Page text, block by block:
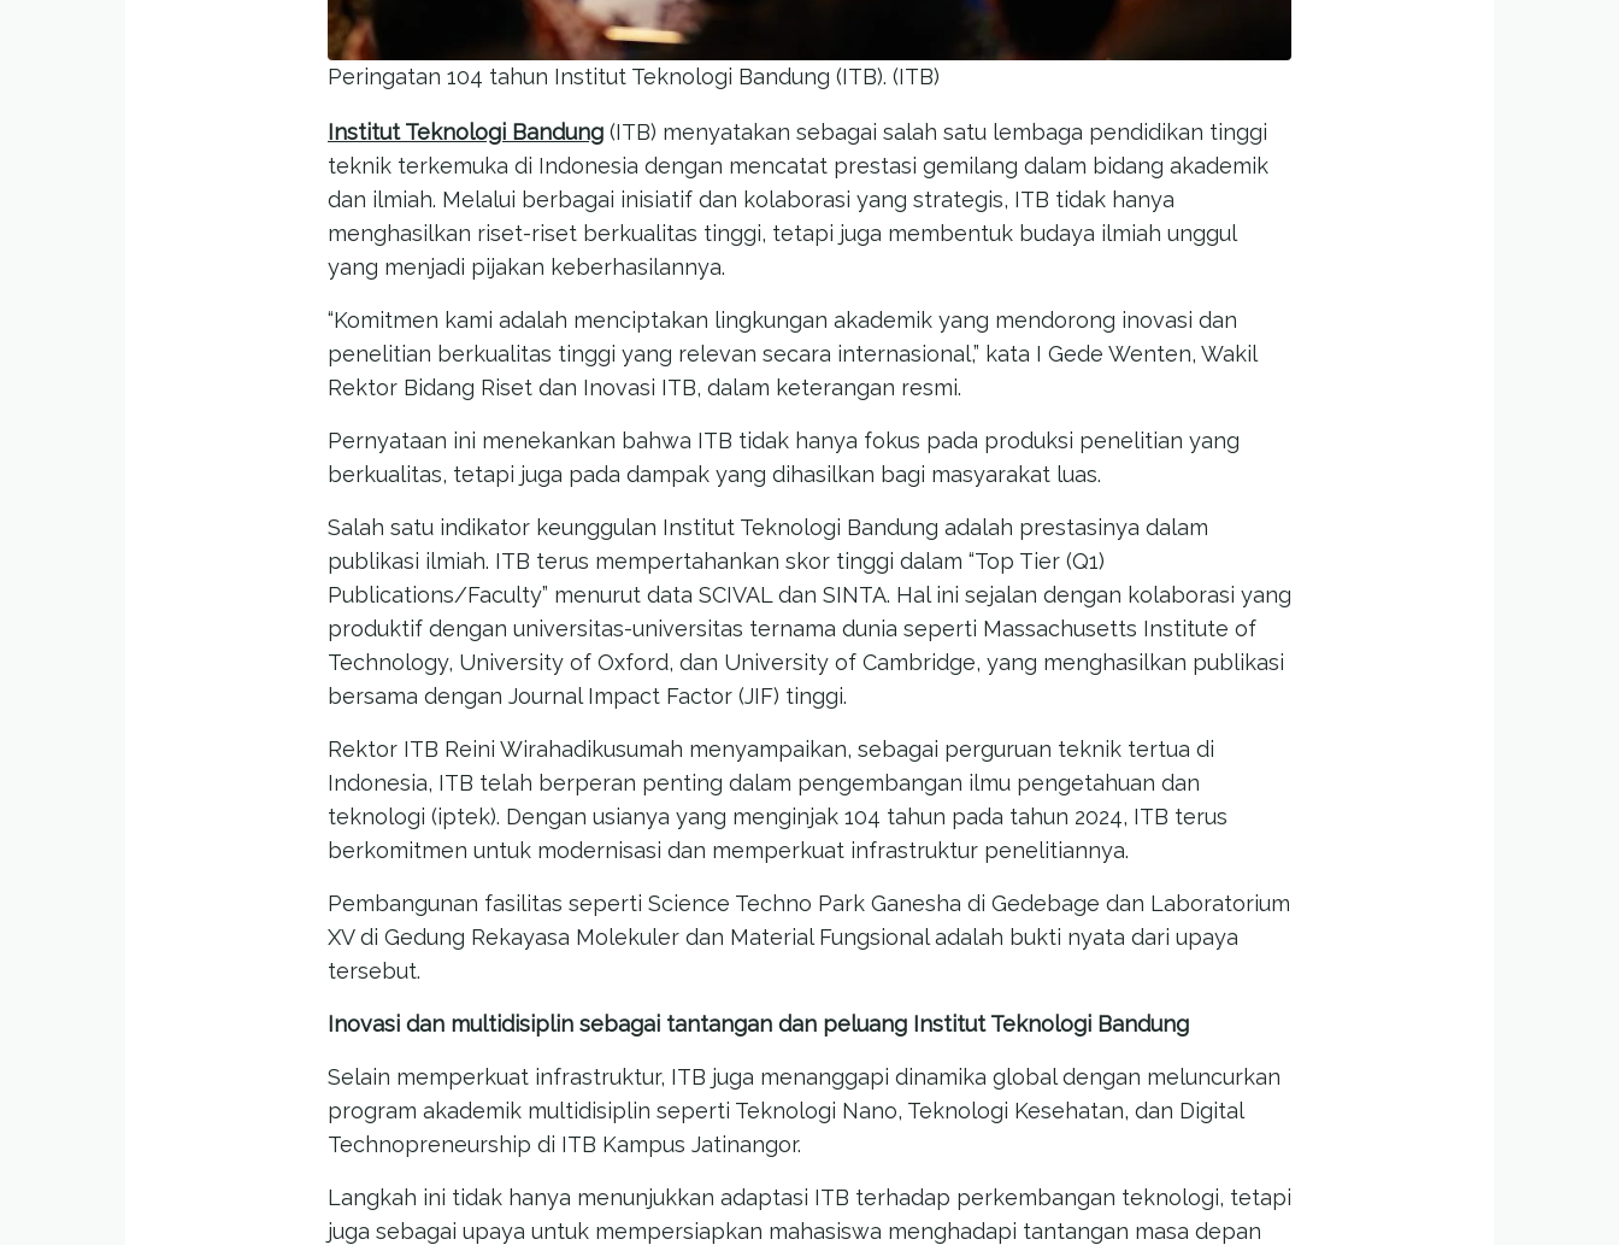
Peringatan 104 tahun Institut Teknologi Bandung (ITB). (ITB)
Institut Teknologi Bandung (ITB) menyatakan sebagai salah satu lembaga pendidikan tinggi
teknik terkemuka di Indonesia dengan mencatat prestasi gemilang dalam bidang akademik
dan ilmiah. Melalui berbagai inisiatif dan kolaborasi yang strategis, ITB tidak hanya
menghasilkan riset-riset berkualitas tinggi, tetapi juga membentuk budaya ilmiah unggul
yang menjadi pijakan keberhasilannya.
“Komitmen kami adalah menciptakan lingkungan akademik yang mendorong inovasi dan
penelitian berkualitas tinggi yang relevan secara internasional,” kata I Gede Wenten, Wakil
Rektor Bidang Riset dan Inovasi ITB, dalam keterangan resmi.
Pernyataan ini menekankan bahwa ITB tidak hanya fokus pada produksi penelitian yang
berkualitas, tetapi juga pada dampak yang dihasilkan bagi masyarakat luas.
Salah satu indikator keunggulan Institut Teknologi Bandung adalah prestasinya dalam
publikasi ilmiah. ITB terus mempertahankan skor tinggi dalam “Top Tier (Q1)
Publications/Faculty” menurut data SCIVAL dan SINTA. Hal ini sejalan dengan kolaborasi yang
produktif dengan universitas-universitas ternama dunia seperti Massachusetts Institute of
Technology, University of Oxford, dan University of Cambridge, yang menghasilkan publikasi
bersama dengan Journal Impact Factor (JIF) tinggi.
Rektor ITB Reini Wirahadikusumah menyampaikan, sebagai perguruan teknik tertua di
Indonesia, ITB telah berperan penting dalam pengembangan ilmu pengetahuan dan
teknologi (iptek). Dengan usianya yang menginjak 104 tahun pada tahun 2024, ITB terus
berkomitmen untuk modernisasi dan memperkuat infrastruktur penelitiannya.
Pembangunan fasilitas seperti Science Techno Park Ganesha di Gedebage dan Laboratorium
XV di Gedung Rekayasa Molekuler dan Material Fungsional adalah bukti nyata dari upaya
tersebut.
Inovasi dan multidisiplin sebagai tantangan dan peluang Institut Teknologi Bandung
Selain memperkuat infrastruktur, ITB juga menanggapi dinamika global dengan meluncurkan
program akademik multidisiplin seperti Teknologi Nano, Teknologi Kesehatan, dan Digital
Technopreneurship di ITB Kampus Jatinangor.
Langkah ini tidak hanya menunjukkan adaptasi ITB terhadap perkembangan teknologi, tetapi
juga sebagai upaya untuk mempersiapkan mahasiswa menghadapi tantangan masa depan